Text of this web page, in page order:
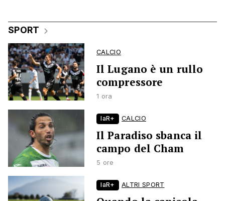
SPORT
CALCIO
Il Lugano è un rullo
compressore
1 ora
laR+ CALCIO
Il Paradiso sbanca il
campo del Cham
5 ore
laR+ ALTRI SPORT